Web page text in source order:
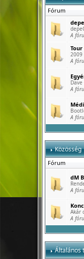
Fórum
A
2009
A
A
A
Közösség
Fórum
dM
A
Akár
A
Általános